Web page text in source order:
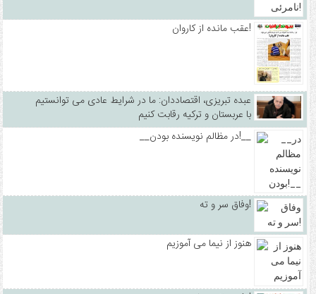
عقب مانده از کاروان!
عبده تبریزی، اقتصاددان: ما در شرایط عادی می توانستیم
با عربستان و ترکیه رقابت کنیم
__در مظالم نویسنده بودن!__
وفاق سر و ته!
هنوز از نیما می آموزیم